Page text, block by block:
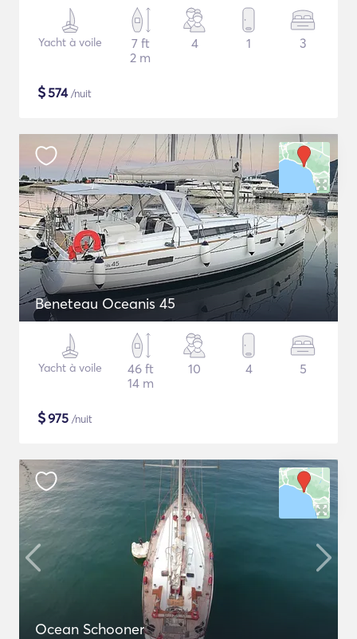
Yacht à voile
7 ft
2 m
4 1 3
$574/nuit
Beneteau Oceanis 45
Yacht à voile
46 ft
14 m
10 4 5
$975 /nuit
Ocean Schooner